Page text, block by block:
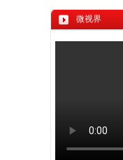
微视界